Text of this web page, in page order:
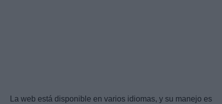
La web está disponible en varios idiomas, y su manejo es